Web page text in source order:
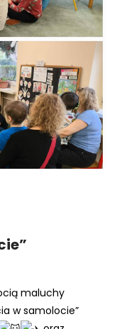
maluchy
w samolocie”